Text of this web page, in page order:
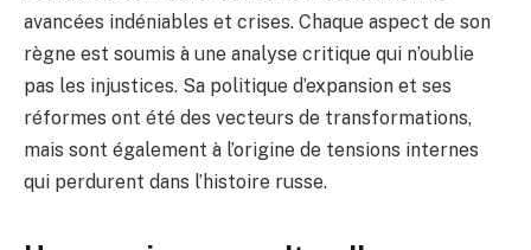
avancées indéniables et crises. Chaque aspect de son
règne est soumis à une analyse critique qui n’oublie
pas les injustices. Sa politique d’expansion et ses
réformes ont été des vecteurs de transformations,
mais sont également à l’origine de tensions internes
qui perdurent dans l’histoire russe.